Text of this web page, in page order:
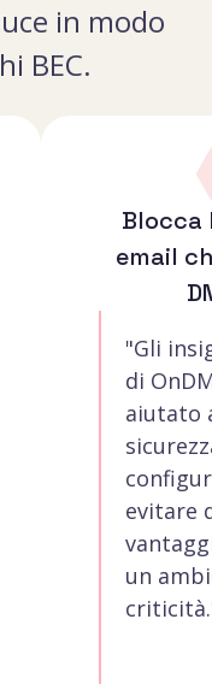
in modo
BEC.
Blocca
email
"Gli
di
aiutato
evitare
un